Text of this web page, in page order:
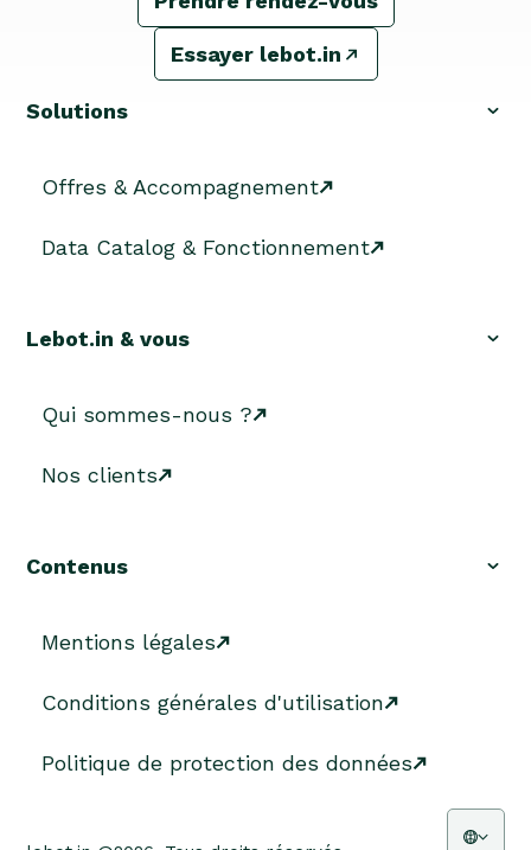
Essayer lebot.in
Solutions
Offres & Accompagnement
Data Catalog & Fonctionnement
Lebot.in & vous
Qui sommes-nous ?
Nos clients
Contenus
Mentions légales
Conditions générales d'utilisation
Politique de protection des données